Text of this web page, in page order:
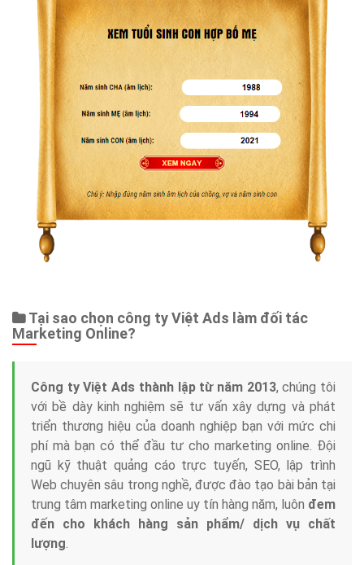
Tại sao chọn công ty Việt Ads làm đối tác
Marketing Online?
Công ty Việt Ads thành lập từ năm 2013, chúng tôi
với bề dày kinh nghiệm sẽ tư vấn xây dựng và phát
triển thương hiệu của doanh nghiệp bạn với mức chi
phí mà bạn có thể đầu tư cho marketing online. Đội
ngũ kỹ thuật quảng cáo trực tuyến, SEO, lập trình
Web chuyên sâu trong nghề, được đào tạo bài bản tại
trung tâm marketing online uy tín hàng năm, luôn đem
đến cho khách hàng sản phẩm/ dịch vụ chất
lượng.